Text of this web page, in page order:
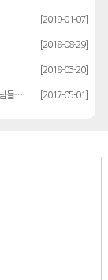
[2019-01-07]
[2018-08-29]
[2018-03-20]
* [동부회원권거래소]고객만족 브랜드대상 수상 성원해주신 고객님들께 감사드립… [2017-05-01]